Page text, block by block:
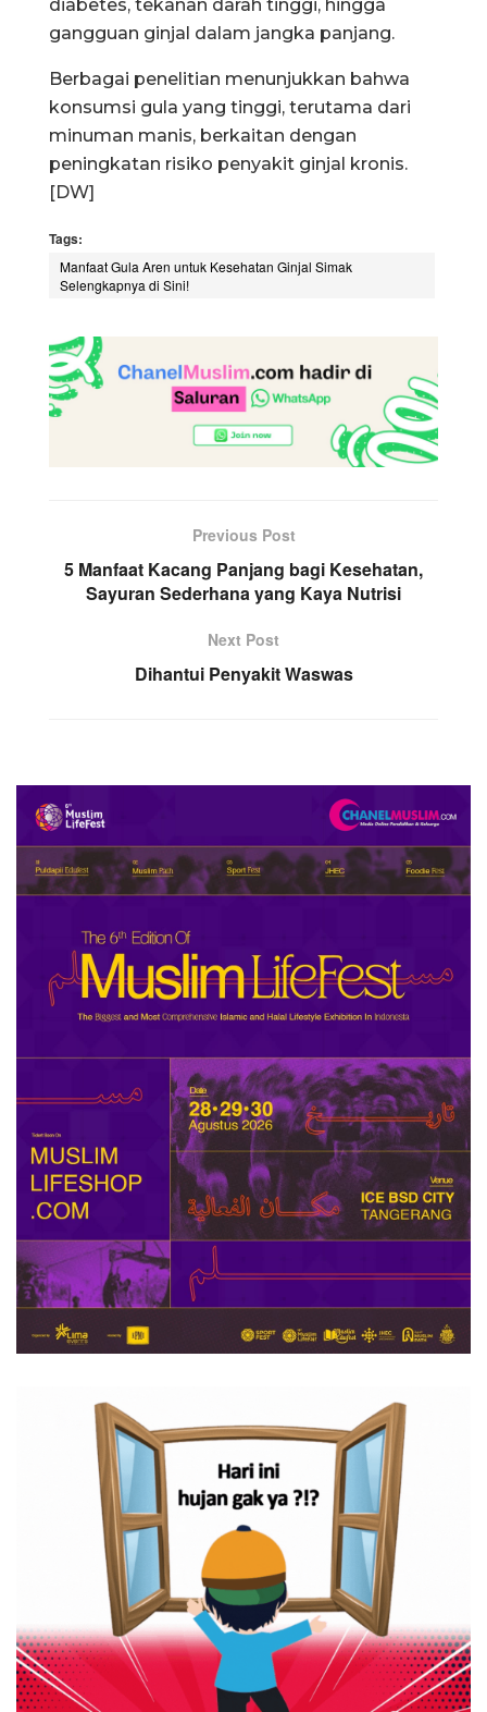
diabetes, tekanan darah tinggi, hingga
gangguan ginjal dalam jangka panjang.
Berbagai penelitian menunjukkan bahwa
konsumsi gula yang tinggi, terutama dari
minuman manis, berkaitan dengan
peningkatan risiko penyakit ginjal kronis.
[DW]
Tags:
Manfaat Gula Aren untuk Kesehatan Ginjal Simak
Selengkapnya di Sini!
Previous Post
5 Manfaat Kacang Panjang bagi Kesehatan,
Sayuran Sederhana yang Kaya Nutrisi
Next Post
Dihantui Penyakit Waswas